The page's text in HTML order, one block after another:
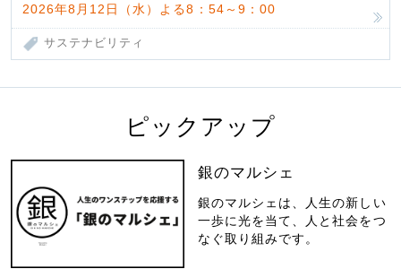
2026年8月12日（水）よる8：54～9：00
サステナビリティ
ピックアップ
銀のマルシェ
銀のマルシェは、人生の新しい
一歩に光を当て、人と社会をつ
なぐ取り組みです。